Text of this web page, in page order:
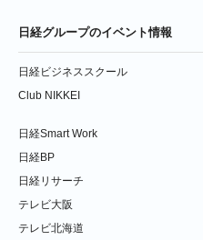
日経グループのイベント情報
日経ビジネススクール
Club NIKKEI
日経Smart Work
日経BP
日経リサーチ
テレビ大阪
テレビ北海道